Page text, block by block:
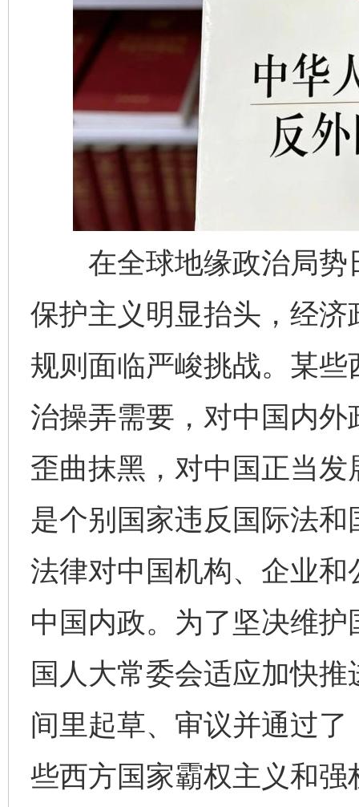
在全球地缘政治局势
保护主义明显抬头，经
规则面临严峻挑战。某
治操弄需要，对中国内
歪曲抹黑，对中国正当
是个别国家违反国际法
法律对中国机构、企业和
中国内政。为了坚决维
国人大常委会适应加快
间里起草、审议并通过
些西方国家霸权主义和